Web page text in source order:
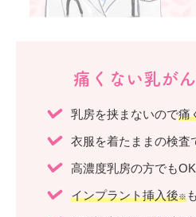
痛くない乳が
乳房を挟まないので痛
衣服を着たままの検査
高濃度乳房の方でもOK
インプラント挿入後※